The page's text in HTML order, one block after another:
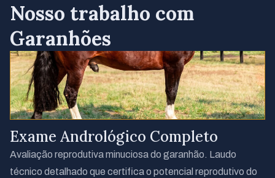
Nosso trabalho com
Garanhões
Exame Andrológico Completo
Avaliação reprodutiva minuciosa do garanhão. Laudo
técnico detalhado que certifica o potencial reprodutivo do